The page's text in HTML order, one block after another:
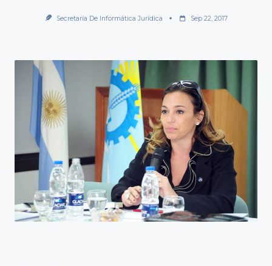
Secretaría De Informática Jurídica Sep 22, 2017